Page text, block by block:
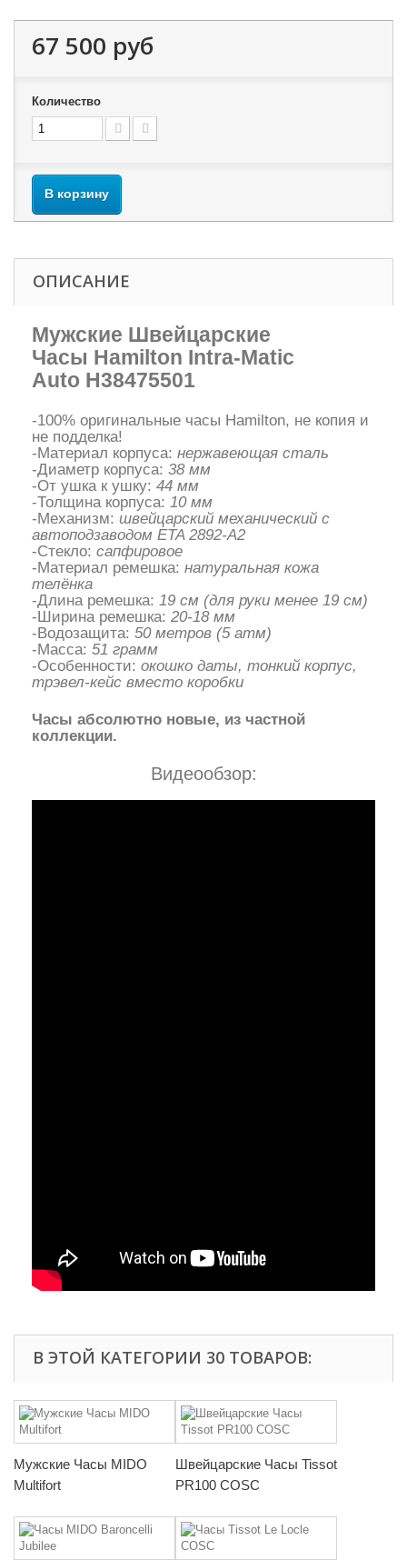
67 500 руб
Количество
В корзину
ОПИСАНИЕ
Мужские Швейцарские
Часы Hamilton Intra-Matic
Auto H38475501
-100% оригинальные часы Hamilton, не копия и
не подделка!
-Материал корпуса: нержавеющая сталь
-Диаметр корпуса: 38 мм
-От ушка к ушку: 44 мм
-Толщина корпуса: 10 мм
-Механизм: швейцарский механический с
автоподзаводом ETA 2892-A2
-Стекло: сапфировое
-Материал ремешка: натуральная кожа
телёнка
-Длина ремешка: 19 см (для руки менее 19 см)
-Ширина ремешка: 20-18 мм
-Водозащита: 50 метров (5 атм)
-Масса: 51 грамм
-Особенности: окошко даты, тонкий корпус,
трэвел-кейс вместо коробки
Часы абсолютно новые, из частной
коллекции.
Видеообзор:
В ЭТОЙ КАТЕГОРИИ 30 ТОВАРОВ:
Мужские Часы MIDO
Multifort
Швейцарские Часы Tissot
PR100 COSC